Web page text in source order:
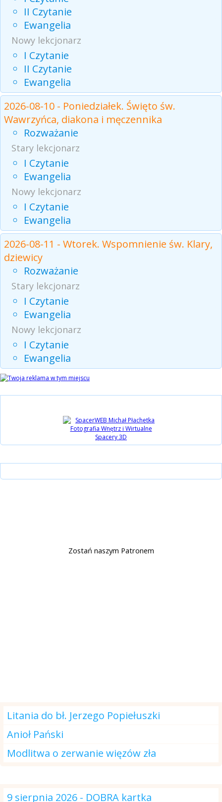
II Czytanie
Ewangelia
Nowy lekcjonarz
I Czytanie
II Czytanie
Ewangelia
2026-08-10 - Poniedziałek. Święto św.
Wawrzyńca, diakona i męczennika
Rozważanie
Stary lekcjonarz
I Czytanie
Ewangelia
Nowy lekcjonarz
I Czytanie
Ewangelia
2026-08-11 - Wtorek. Wspomnienie św. Klary,
dziewicy
Rozważanie
Stary lekcjonarz
I Czytanie
Ewangelia
Nowy lekcjonarz
I Czytanie
Ewangelia
Zostań naszym Patronem
Litania do bł. Jerzego Popiełuszki
Anioł Pański
Modlitwa o zerwanie więzów zła
9 sierpnia 2026 - DOBRA kartka